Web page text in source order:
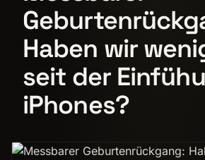
Haben wir
seit der
iPhones?